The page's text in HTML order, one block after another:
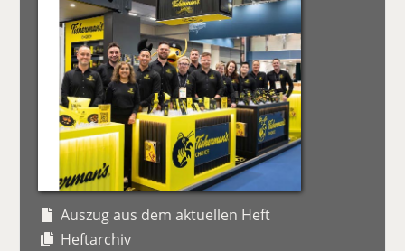
Auszug aus dem aktuellen Heft
Heftarchiv